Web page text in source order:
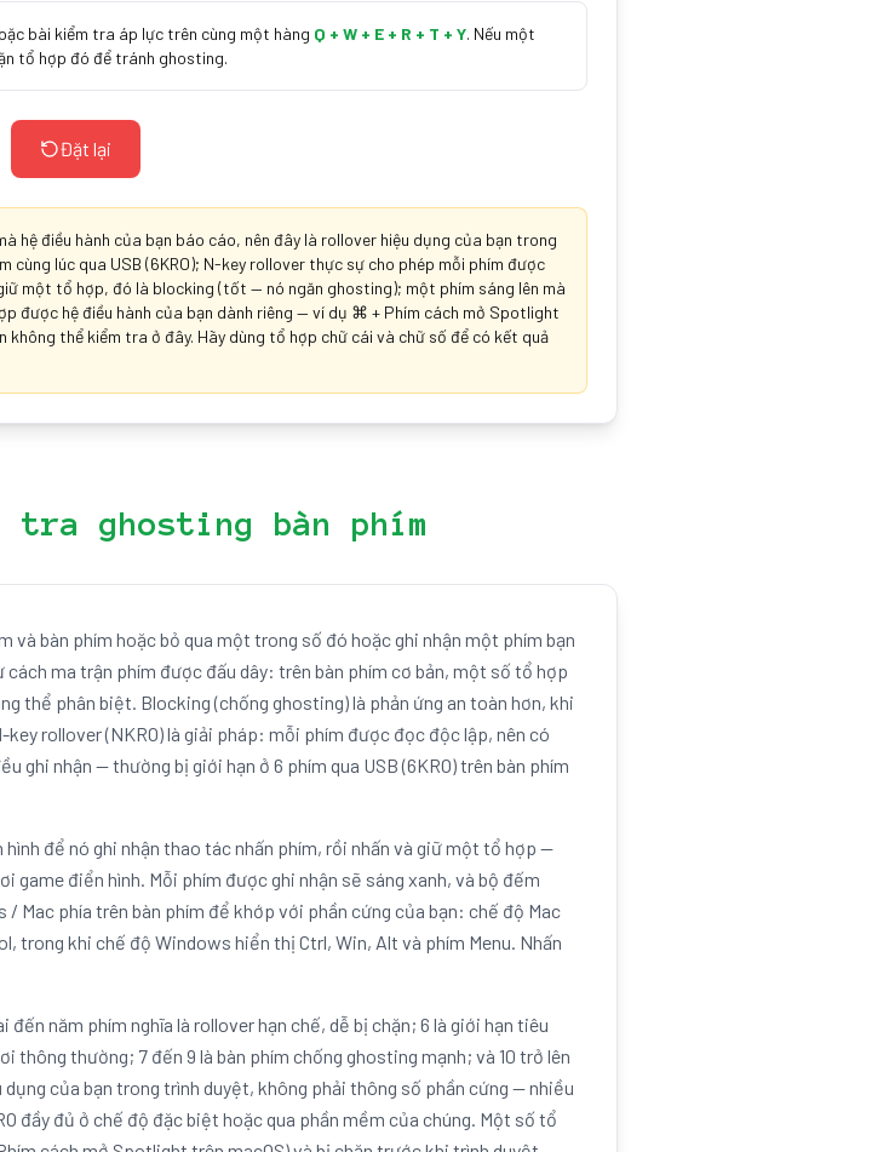
bài kiểm tra áp lực trên cùng một hàng Q + W + E + R + T + Y. Nếu một
tổ hợp đó để tránh ghosting.
Đặt lại
hệ điều hành của bạn báo cáo, nên đây là rollover hiệu dụng của bạn trong
cùng lúc qua USB (6KRO); N-key rollover thực sự cho phép mỗi phím được
một tổ hợp, đó là blocking (tốt — nó ngăn ghosting); một phím sáng lên mà
được hệ điều hành của bạn dành riêng — ví dụ ⌘ + Phím cách mở Spotlight
thể kiểm tra ở đây. Hãy dùng tổ hợp chữ cái và chữ số để có kết quả
tra ghosting bàn phím
và bàn phím hoặc bỏ qua một trong số đó hoặc ghi nhận một phím bạn
ma trận phím được đấu dây: trên bàn phím cơ bản, một số tổ hợp
thể phân biệt. Blocking (chống ghosting) là phản ứng an toàn hơn, khi
rollover (NKRO) là giải pháp: mỗi phím được đọc độc lập, nên có
ghi nhận — thường bị giới hạn ở 6 phím qua USB (6KRO) trên bàn phím
để nó ghi nhận thao tác nhấn phím, rồi nhấn và giữ một tổ hợp —
game điển hình. Mỗi phím được ghi nhận sẽ sáng xanh, và bộ đếm
Mac phía trên bàn phím để khớp với phần cứng của bạn: chế độ Mac
khi chế độ Windows hiển thị Ctrl, Win, Alt và phím Menu. Nhấn
năm phím nghĩa là rollover hạn chế, dễ bị chặn; 6 là giới hạn tiêu
thông thường; 7 đến 9 là bàn phím chống ghosting mạnh; và 10 trở lên
của bạn trong trình duyệt, không phải thông số phần cứng — nhiều
đầy đủ ở chế độ đặc biệt hoặc qua phần mềm của chúng. Một số tổ